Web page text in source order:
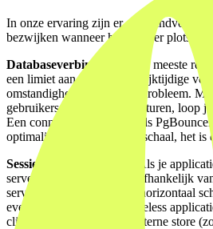
In onze ervaring zijn er een handvol
bezwijken wanneer het verkeer plotseling
Databaseverbindingen.
De meeste
een limiet aan het aantal gelijktijdige
omstandigheden nooit een probleem.
gebruikers tegelijk queries sturen, loop je
Een connection pooler (zoals
optimalisatie op evenementschaal, het is
Sessiestaat op de server.
Als je
server, wordt elke request afhankelijk
serverinstantie. Dat maakt horizontaal
evenementschaal wil je stateless
client of in een gedeelde externe store